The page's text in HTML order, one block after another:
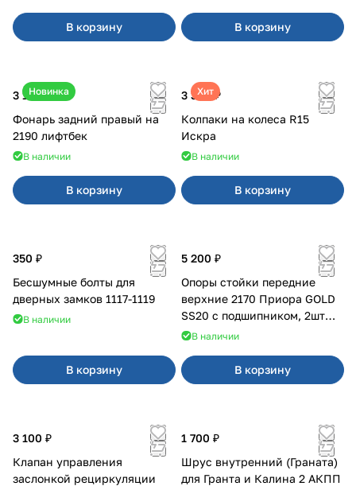
В корзину В корзину
Новинка
3 100 ₽
Фонарь задний правый на
2190 лифтбек
В наличии
В корзину
Хит
3 380 ₽
Колпаки на колеса R15
Искра
В наличии
В корзину
350 ₽
Бесшумные болты для
дверных замков 1117-1119
В наличии
В корзину
5 200 ₽
Опоры стойки передние
верхние 2170 Приора GOLD
SS20 с подшипником, 2шт
10116
В наличии
В корзину
3 100 ₽
Клапан управления
заслонкой рециркуляции
1 700 ₽
Шрус внутренний (Граната)
для Гранта и Калина 2 АКПП